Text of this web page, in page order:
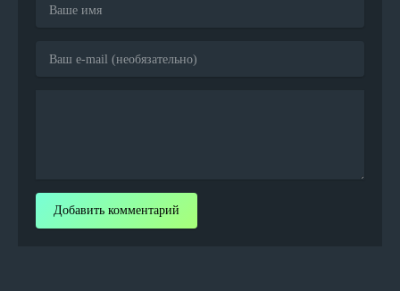
Добавить комментарий